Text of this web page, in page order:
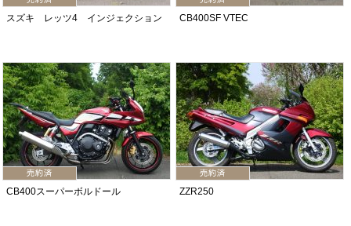
スズキ レッツ4 インジェクション CB400SF VTEC
CB400スーパーボルドール ZZR250